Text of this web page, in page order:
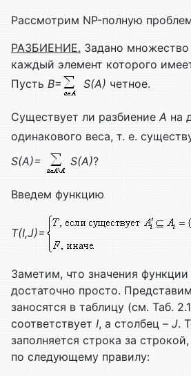
Рассмотрим NP-полную
РАЗБИЕНИЕ. Задано множество
каждый элемент которого
Пусть B= S(A) четное.
Существует ли разбиение A на
одинакового веса, т. е.
S(A)= S(A)?
Введем функцию
T(I,J)=
Заметим, что значения функции
достаточно просто.
заносятся в таблицу (см. Таб.
соответствует I, а столбец – J.
заполняется строка за
по следующему правилу: